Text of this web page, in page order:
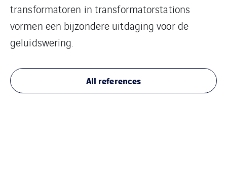
transformatoren in transformatorstations
vormen een bijzondere uitdaging voor de
geluidswering.
All references